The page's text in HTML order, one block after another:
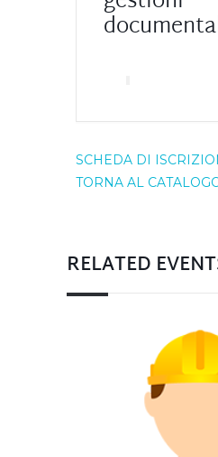
SCHEDA DI
TORNA AL
RELATED